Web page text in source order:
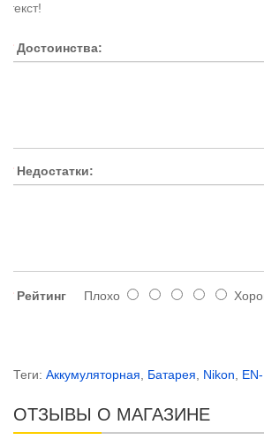
текст!
Достоинства:
Недостатки:
Рейтинг Плохо
Теги: Аккумуляторная, Батарея, Nikon,
ОТЗЫВЫ О МАГАЗИНЕ